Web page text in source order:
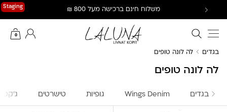
Staging משלוח חינם ברכישה מעל 800 ₪
חיפוש באתר
0
החשבון שלי
בגדים לה לונה טופים
לה לונה טופים
בגדים Wings Denim גופיות טישרטים